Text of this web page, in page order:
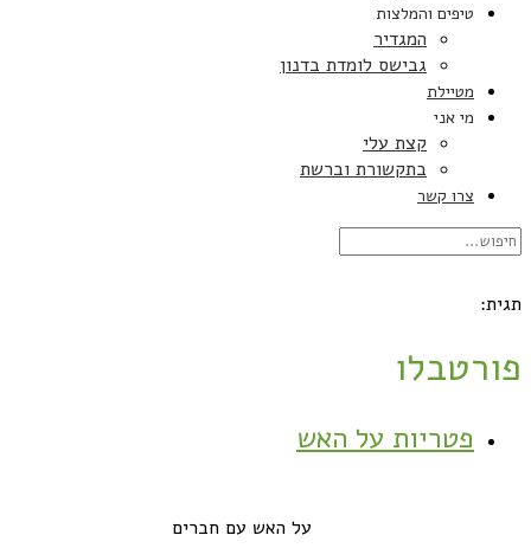
טיפים והמלצות
המגדיר
גבישס לומדת בדנון
מטיילת
מי אני
קצת עלי
בתקשורת וברשת
צרו קשר
תגית:
פורטבלו
פטריות על האש
על האש עם חברים